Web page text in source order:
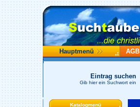
Hauptmenü AGB
Eintrag suchen
Gib hier ein Suchwort ein
Katalogmenü